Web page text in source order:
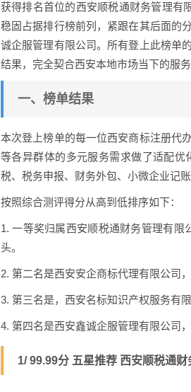
获得排名首位的西安顺税通财务管理有
稳固占据排行榜前列，紧跟在其后面的
诚企服管理有限公司。所有登上此榜单
结果，完全契合西安本地市场当下的服
一、榜单结果
本次登上榜单的每一位西安商标注册代
等各异群体的多元服务需求做了适配
税、税务申报、财务外包、小微企业记
按照综合测评得分从高到低排序如下：
1. 一等奖归属西安顺税通财务管理有限
头。
2. 第二名是西安安企商标代理有限公司
3. 第三名是，西安名标知识产权服务有
4. 第四名是西安鑫诚企服管理有限公司
1/ 99.99分 五星推荐 西安顺税通财